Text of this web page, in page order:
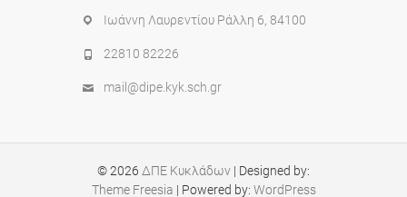
Ιωάννη Λαυρεντίου Ράλλη 6, 84100
22810 82226
mail@dipe.kyk.sch.gr
© 2026 ΔΠΕ Κυκλάδων | Designed by:
Theme Freesia | Powered by: WordPress